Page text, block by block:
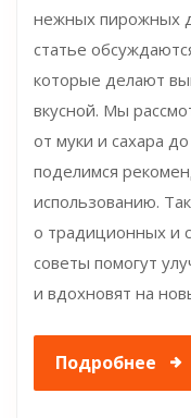
нежных пирожных
статье
которые делают
вкусной. Мы
от муки и сахара
поделимся
использованию.
о традиционных и
советы помогут
и вдохновят на
Подробнее